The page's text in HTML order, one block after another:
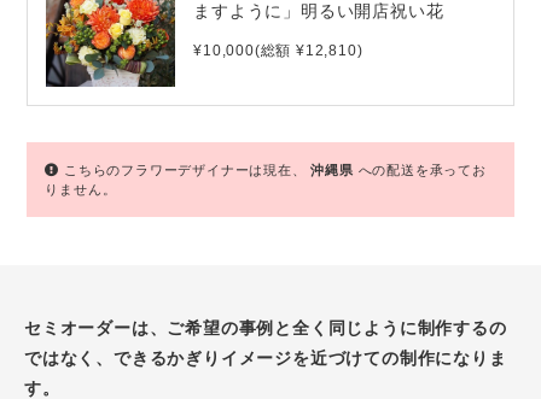
ますように」明るい開店祝い花
¥10,000(総額 ¥12,810)
こちらのフラワーデザイナーは現在、沖縄県 への配送を承ってお
りません。
セミオーダーは、ご希望の事例と全く同じように制作するの
ではなく、できるかぎりイメージを近づけての制作になりま
す。